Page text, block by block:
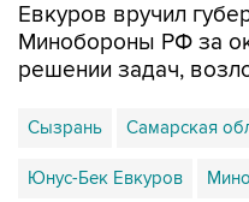
Евкуров вручил
Минобороны РФ за
решении задач,
Сызрань Самарская
Юнус-Бек Евкуров